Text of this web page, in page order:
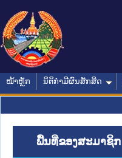
ໜ້າຫຼັກ ນິຕິກໍາມີຜົນສັກສິດ
ພື້ນທີ່ຂອງສະມາຊິກ